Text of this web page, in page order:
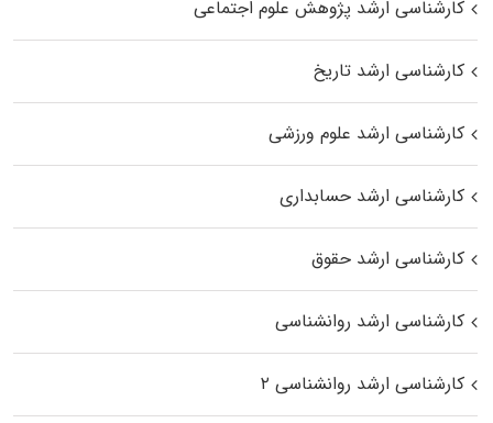
کارشناسی ارشد پژوهش علوم اجتماعی
کارشناسی ارشد تاریخ
کارشناسی ارشد علوم ورزشی
کارشناسی ارشد حسابداری
کارشناسی ارشد حقوق
کارشناسی ارشد روانشناسی
کارشناسی ارشد روانشناسی ۲